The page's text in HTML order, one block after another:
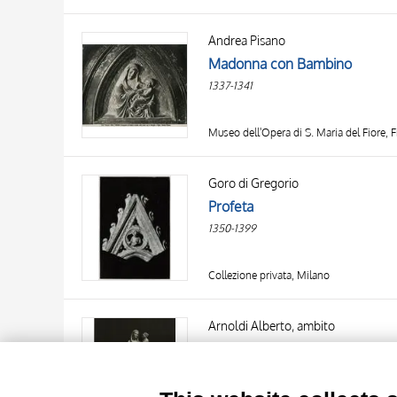
Andrea Pisano
Madonna con Bambino
1337-1341
Museo dell'Opera di S. Maria del Fiore,
Goro di Gregorio
Profeta
1350-1399
Collezione privata, Milano
Arnoldi Alberto, ambito
TITLE
10 RESULTS